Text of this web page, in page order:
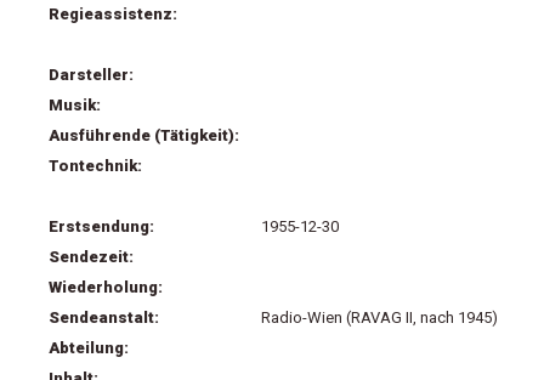
Regieassistenz:
Darsteller:
Musik:
Ausführende (Tätigkeit):
Tontechnik:
Erstsendung:
1955-12-30
Sendezeit:
Wiederholung:
Sendeanstalt:
Radio-Wien (RAVAG II, nach 1945)
Abteilung: